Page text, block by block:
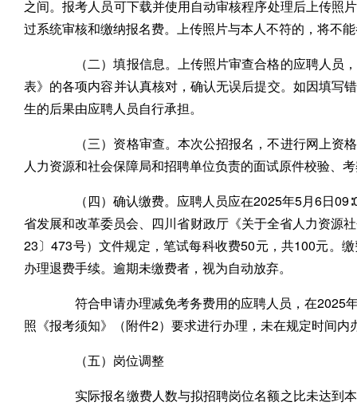
之间。报考人员可下载并使用自动审核程序处理后上传照
过系统审核和缴纳报名费。上传照片与本人不符的，将不
（二）填报信息。上传照片审查合格的应聘人员
表》的各项内容并认真核对，确认无误后提交。如因填写
生的后果由应聘人员自行承担。
（三）资格审查。本次公招报名，不进行网上资
人力资源和社会保障局和招聘单位负责的面试原件校验、
（四）确认缴费。应聘人员应在2025年5月6日
省发展和改革委员会、四川省财政厅《关于全省人力资源
23〕473号）文件规定，笔试每科收费50元，共100元。
办理退费手续。逾期未缴费者，视为自动放弃。
符合申请办理减免考务费用的应聘人员，在2025
照《报考须知》（附件2）要求进行办理，未在规定时间
（五）岗位调整
实际报名缴费人数与拟招聘岗位名额之比未达到